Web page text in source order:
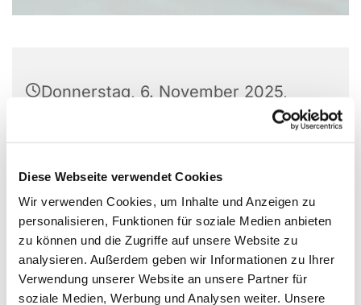
Diese Webseite verwendet Cookies
Wir verwenden Cookies, um Inhalte und Anzeigen zu
personalisieren, Funktionen für soziale Medien anbieten
zu können und die Zugriffe auf unsere Website zu
analysieren. Außerdem geben wir Informationen zu Ihrer
Verwendung unserer Website an unsere Partner für
soziale Medien, Werbung und Analysen weiter. Unsere
Donnerstag, 6. November 2025,
Bochum